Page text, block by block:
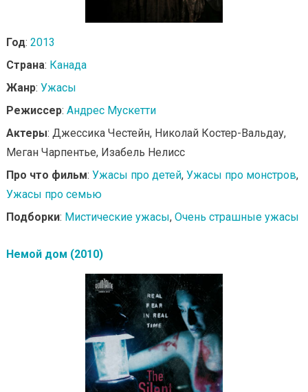
Год: 2013
Страна: Канада
Жанр: Ужасы
Режиссер: Андрес Мускетти
Актеры: Джессика Честейн, Николай Костер-Вальдау,
Меган Чарпентье, Изабель Нелисс
Про что фильм: Ужасы про детей, Ужасы про монстров,
Ужасы про семью
Подборки: Мистические ужасы, Очень страшные ужасы
Немой дом (2010)